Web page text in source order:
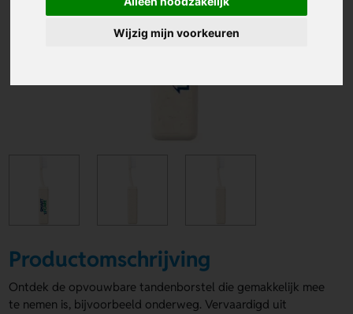
Wijzig mijn voorkeuren
Productomschrijving
Ontdek de opvouwbare tandenborstel die gemakkelijk mee
te nemen is, bijvoorbeeld onderweg. Vervaardigd uit